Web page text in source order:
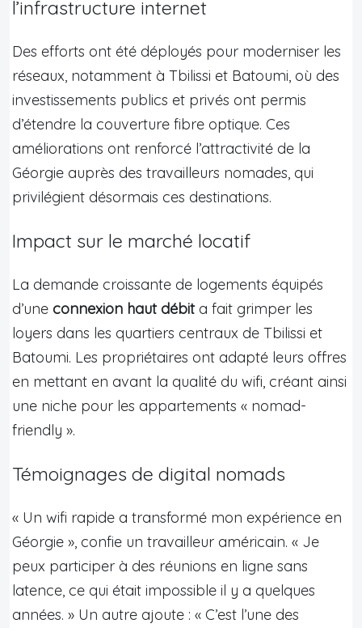
l’infrastructure internet
Des efforts ont été déployés pour moderniser les
réseaux, notamment à Tbilissi et Batoumi, où des
investissements publics et privés ont permis
d’étendre la couverture fibre optique. Ces
améliorations ont renforcé l’attractivité de la
Géorgie auprès des travailleurs nomades, qui
privilégient désormais ces destinations.
Impact sur le marché locatif
La demande croissante de logements équipés
d’une connexion haut débita fait grimper les
loyers dans les quartiers centraux de Tbilissi et
Batoumi. Les propriétaires ont adapté leurs offres
en mettant en avant la qualité du wifi, créant ainsi
une niche pour les appartements « nomad-
friendly ».
Témoignages de digital nomads
« Un wifi rapide a transformé mon expérience en
Géorgie », confie un travailleur américain. « Je
peux participer à des réunions en ligne sans
latence, ce qui était impossible il y a quelques
années. » Un autre ajoute : « C’est l’une des